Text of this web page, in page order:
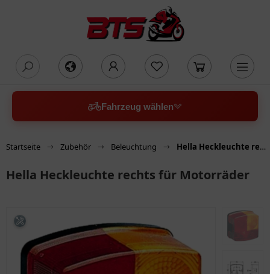
Fahrzeug wählen
Startseite Zubehör Beleuchtung Hella Heckleuchte rechts für Motorräder
Hella Heckleuchte rechts für Motorräder